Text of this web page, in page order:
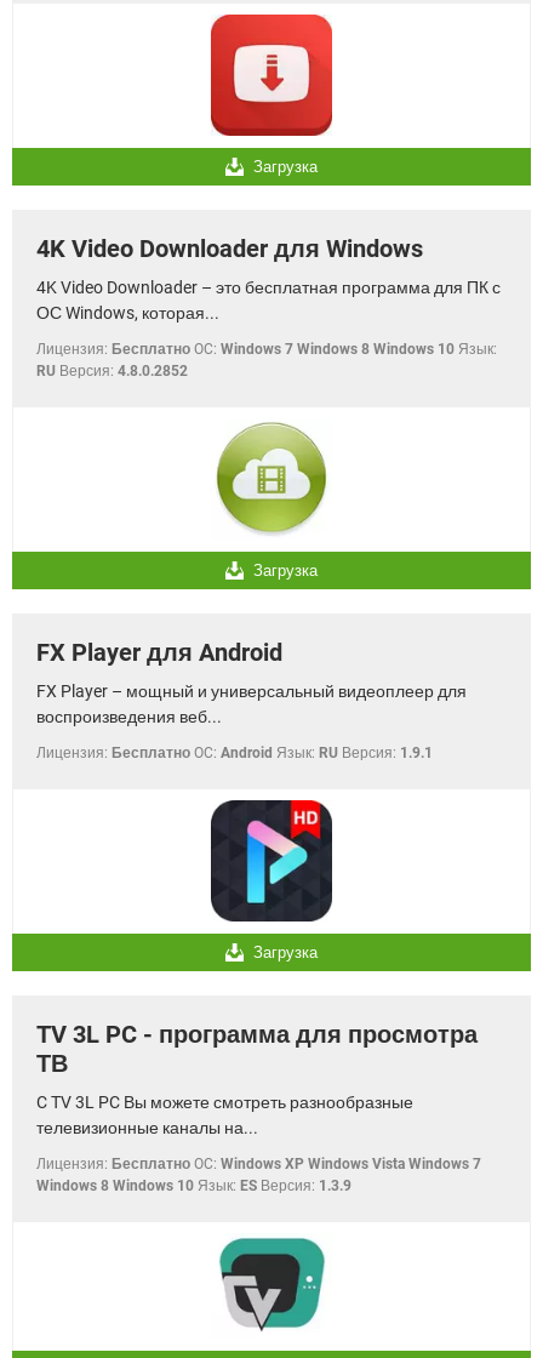
Загрузка
4K Video Downloader для Windows
4K Video Downloader – это бесплатная программа для ПК с
ОС Windows, которая...
Лицензия: Бесплатно OC: Windows 7 Windows 8 Windows 10 Язык:
RU Версия: 4.8.0.2852
Загрузка
FX Player для Android
FX Player – мощный и универсальный видеоплеер для
воспроизведения веб...
Лицензия: Бесплатно OC: Android Язык: RU Версия: 1.9.1
Загрузка
TV 3L PC - программа для просмотра
ТВ
C TV 3L PC Вы можете смотреть разнообразные
телевизионные каналы на...
Лицензия: Бесплатно OC: Windows XP Windows Vista Windows 7
Windows 8 Windows 10 Язык: ES Версия: 1.3.9